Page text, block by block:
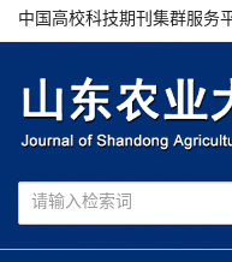
中国高校科技期刊集群服务